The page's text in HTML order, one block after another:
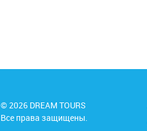
© 2026 DREAM TOURS
Все права защищены.